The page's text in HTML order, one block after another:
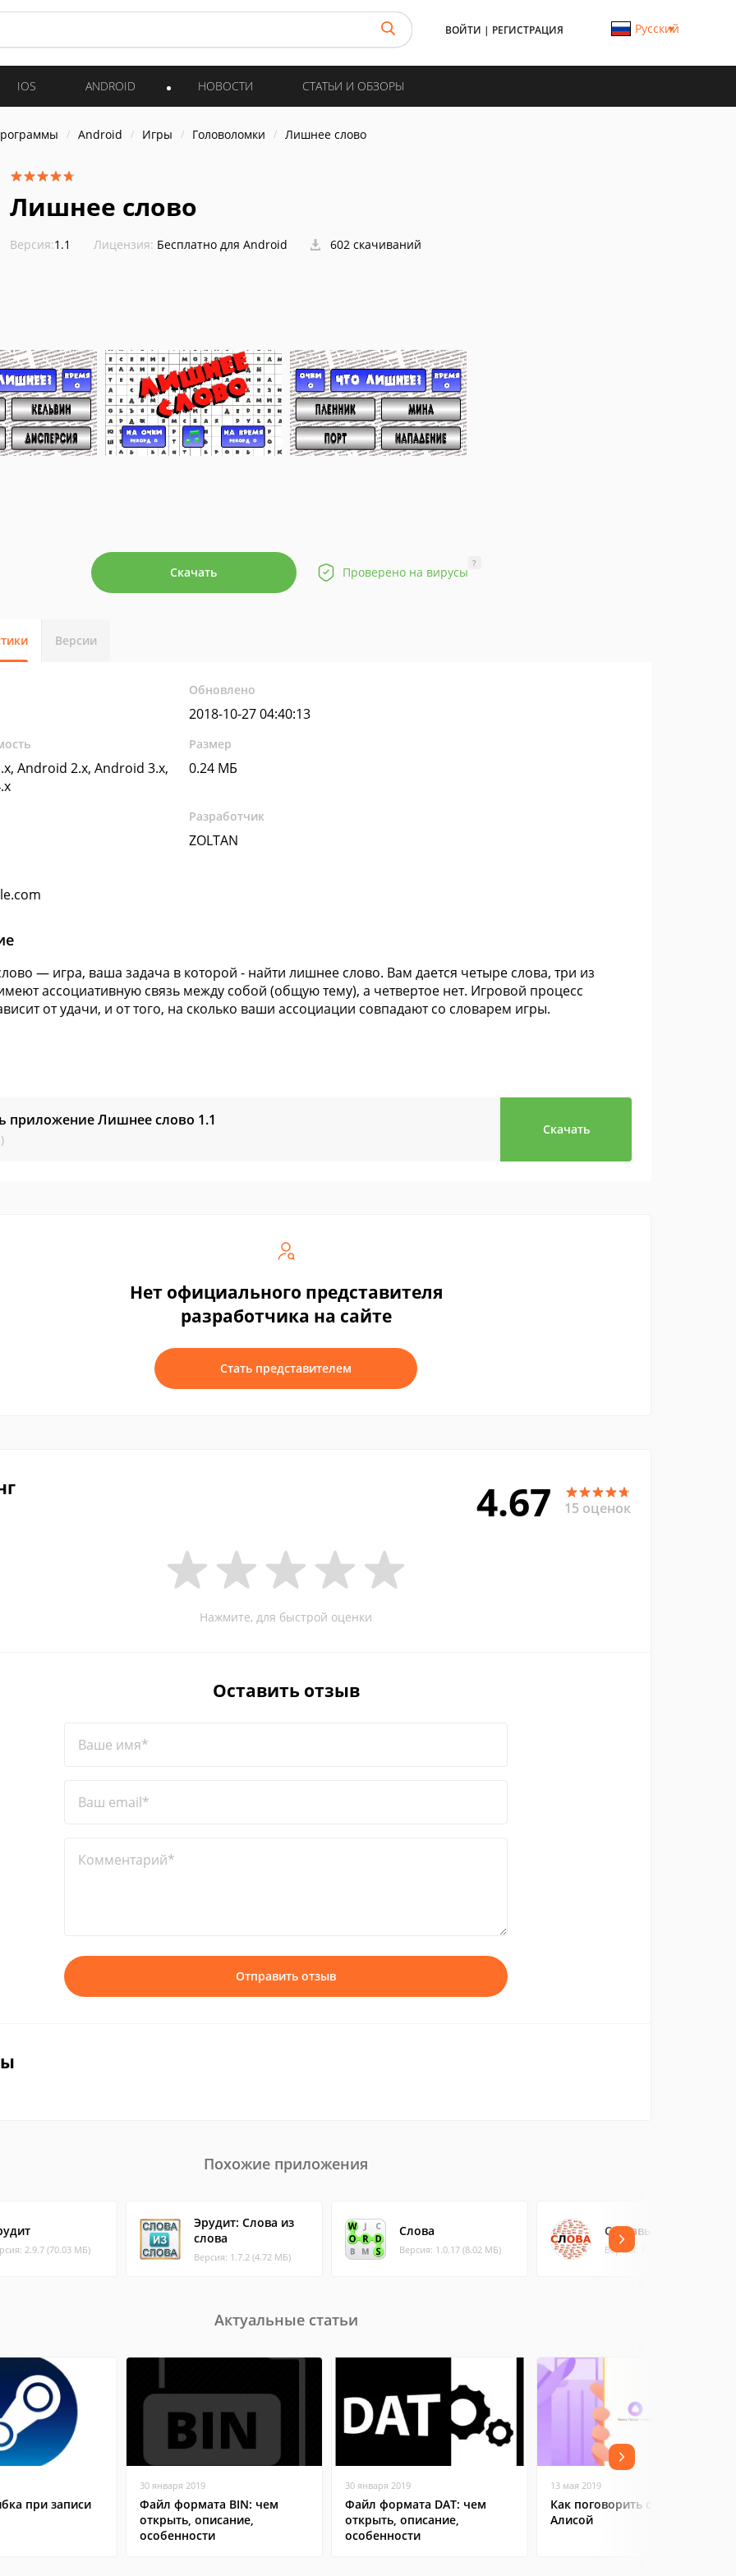
ВОЙТИ | РЕГИСТРАЦИЯ Русский
IOS ANDROID НОВОСТИ СТАТЬИ И ОБЗОРЫ
Android Игры Головоломки Лишнее слово
Лишнее слово
Версия:1.1 Лицензия: Бесплатно для Android 602 скачиваний
Скачать Проверено на вирусы
?
Версии
Обновлено
2018-10-27 04:40:13
Android 2.x, Android 3.x,
Размер
0.24 МБ
Разработчик
ZOLTAN
— игра, ваша задача в которой - найти лишнее слово. Вам дается четыре слова, три из
ассоциативную связь между собой (общую тему), а четвертое нет. Игровой процесс
от удачи, и от того, на сколько ваши ассоциации совпадают со словарем игры.
приложение Лишнее слово 1.1
Скачать
Нет официального представителя
разработчика на сайте
Стать представителем
4.67 15 оценок
Нажмите, для быстрой оценки
Оставить отзыв
Ваше имя*
Ваш email*
Комментарий*
Отправить отзыв
Похожие приложения
2.9.7 (70.03 МБ)
Эрудит: Слова из
слова
Версия: 1.7.2 (4.72 МБ)
Слова
Версия: 1.0.17 (8.02 МБ)
Составь слова
Версия: 1.207 (13.2 МБ)
Актуальные статьи
при записи
30 января 2019
Файл формата BIN: чем
открыть, описание,
особенности
30 января 2019
Файл формата DAT: чем
открыть, описание,
особенности
13 мая 2019
Как поговорить с Яндекс
Алисой